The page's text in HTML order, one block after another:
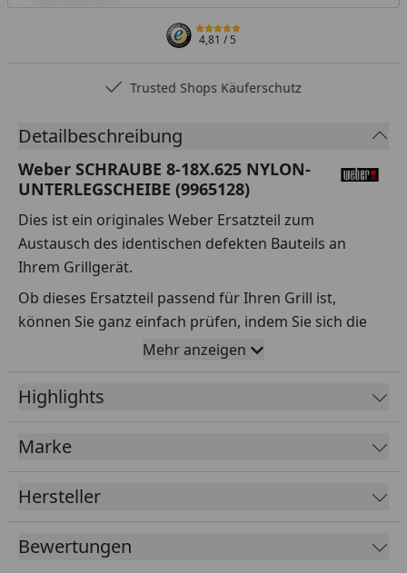
4,81/ 5
Trusted Shops Käuferschutz
Detailbeschreibung
Weber SCHRAUBE 8-18X.625 NYLON-
UNTERLEGSCHEIBE (9965128)
Dies ist ein originales Weber Ersatzteil zum
Austausch des identischen defekten Bauteils an
Ihrem Grillgerät.
Ob dieses Ersatzteil passend für Ihren Grill ist,
können Sie ganz einfach prüfen, indem Sie sich die
Explosionszeichnung Ihres Grills anschauen und dort
das betreffende Teil heraussuchen.
Über die Seriennummer Ihres Grillgeräts kommen Sie
ganz einfach zur passenden Explosionszeichnung.
Geben Sie dafür die Seriennummer
Sollte Ihnen nicht bekannt sein, wo Sie die
Seriennummer finden, klicken Sie bitteHIER.
Mehr anzeigen
Highlights
Marke
Hersteller
Bewertungen